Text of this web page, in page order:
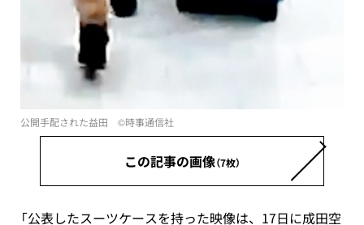
公開手配された益田 ©時事通信社
この記事の画像（7枚）
「公表したスーツケースを持った映像は、17日に成田空